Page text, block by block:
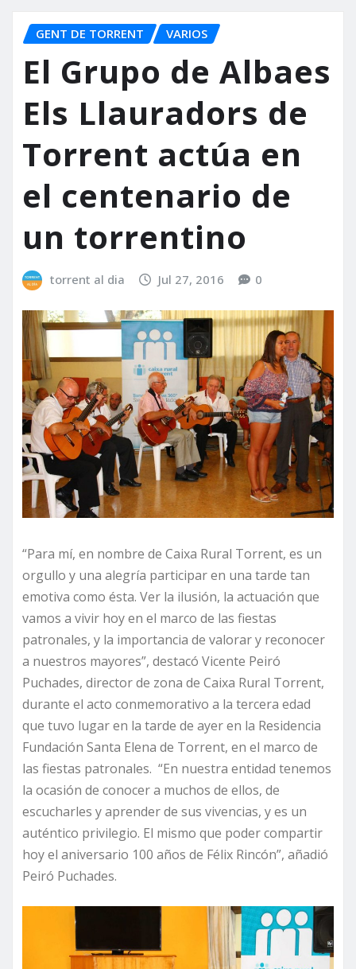
GENT DE TORRENT VARIOS
El Grupo de Albaes
Els Llauradors de
Torrent actúa en
el centenario de
un torrentino
torrent al dia Jul 27, 2016 0
“Para mí, en nombre de Caixa Rural Torrent, es un
orgullo y una alegría participar en una tarde tan
emotiva como ésta. Ver la ilusión, la actuación que
vamos a vivir hoy en el marco de las fiestas
patronales, y la importancia de valorar y reconocer
a nuestros mayores”, destacó Vicente Peiró
Puchades, director de zona de Caixa Rural Torrent,
durante el acto conmemorativo a la tercera edad
que tuvo lugar en la tarde de ayer en la Residencia
Fundación Santa Elena de Torrent, en el marco de
las fiestas patronales. “En nuestra entidad tenemos
la ocasión de conocer a muchos de ellos, de
escucharles y aprender de sus vivencias, y es un
auténtico privilegio. El mismo que poder compartir
hoy el aniversario 100 años de Félix Rincón”, añadió
Peiró Puchades.